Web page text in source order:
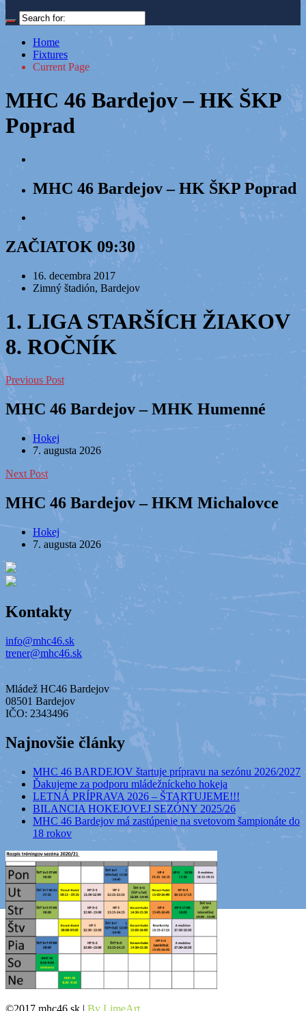
Home
Fixtures
Current Page
MHC 46 Bardejov – HK ŠKP
Poprad
MHC 46 Bardejov – HK ŠKP Poprad
ZAČIATOK 09:30
16. decembra 2017
Zimný štadión, Bardejov
1. LIGA STARŠÍCH ŽIAKOV
8. ROČNÍK
Previous Post
MHC 46 Bardejov – MHK Humenné
Hokej
7. augusta 2026
Next Post
MHC 46 Bardejov – HKM Michalovce
Hokej
7. augusta 2026
Kontakty
info@mhc46.sk
trener@mhc46.sk
Mládež HC46 Bardejov
08501 Bardejov
IČO: 2343496
Najnovšie články
MHC 46 BARDEJOV štartuje prípravu na sezónu 2026/2027
Ďakujeme za podporu mládežníckeho hokeja
LETNÁ PRÍPRAVA 2026 – ŠTARTUJEME!!!
BILANCIA HOKEJOVEJ SEZÓNY 2025/26
MHC 46 Bardejov má zastúpenie na svetovom šampionáte do
18 rokov